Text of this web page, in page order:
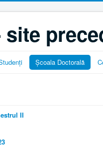
site
Școala Doctorală
II